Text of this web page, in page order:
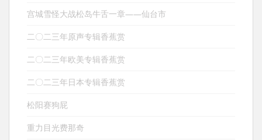
宫城雪怪大战松岛牛舌一章——仙台市
二〇二三年原声专辑香蕉赏
二〇二三年欧美专辑香蕉赏
二〇二三年日本专辑香蕉赏
松阳赛狗屁
重力目光费那奇